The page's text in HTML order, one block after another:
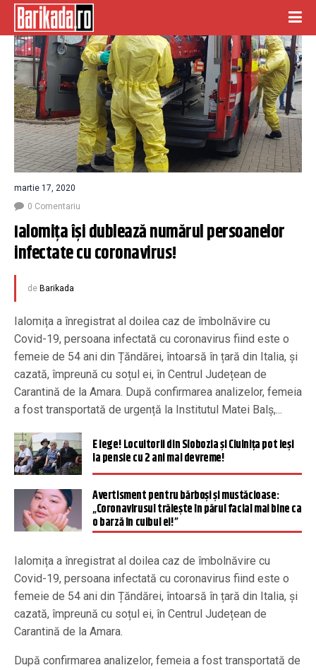
martie 17, 2020
0 Comentariu
Ialomița își dublează numărul persoanelor
infectate cu coronavirus!
de Barikada
Ialomița a înregistrat al doilea caz de îmbolnăvire cu
Covid-19, persoana infectată cu coronavirus fiind este o
femeie de 54 ani din Țăndărei, întoarsă în țară din Italia, și
cazată, împreună cu soțul ei, în Centrul Județean de
Carantină de la Amara. După confirmarea analizelor, femeia
a fost transportată de urgență la Institutul Matei Balș,...
E lege! Locuitorii din Slobozia și Ciulnița pot ieși
la pensie cu 2 ani mai devreme!
Avertisment pentru bărboși și mustăcioase:
„Coronavirusul trăiește în părul facial mai bine ca
o barză în cuibul ei!”
Ialomița a înregistrat al doilea caz de îmbolnăvire cu
Covid-19, persoana infectată cu coronavirus fiind este o
femeie de 54 ani din Țăndărei, întoarsă în țară din Italia, și
cazată, împreună cu soțul ei, în Centrul Județean de
Carantină de la Amara.
După confirmarea analizelor, femeia a fost transportată de